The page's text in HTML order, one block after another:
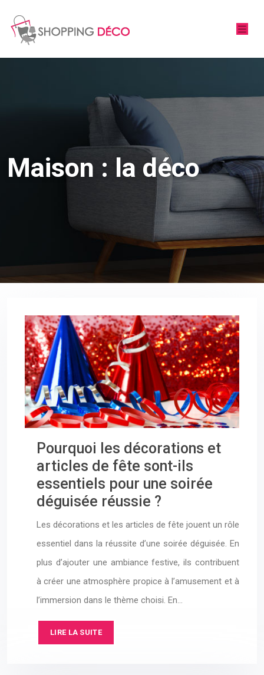
Maison : la déco
Pourquoi les décorations et
articles de fête sont-ils
essentiels pour une soirée
déguisée réussie ?
Les décorations et les articles de fête jouent un rôle
essentiel dans la réussite d’une soirée déguisée. En
plus d’ajouter une ambiance festive, ils contribuent
à créer une atmosphère propice à l’amusement et à
l’immersion dans le thème choisi. En…
LIRE LA SUITE